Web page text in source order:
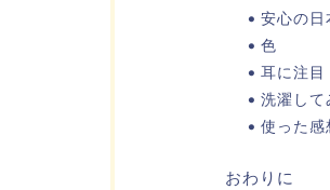
安心の日
色
耳に注目
洗濯して
使った感
おわりに